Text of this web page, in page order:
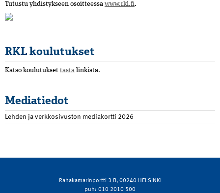
Tutustu yhdistykseen osoitteessa www.rkl.fi.
RKL koulutukset
Katso koulutukset tästä linkistä.
Mediatiedot
Lehden ja verkkosivuston mediakortti 2026
Rahakamarinportti 3 B, 00240 HELSINKI
puh: 010 2010 500